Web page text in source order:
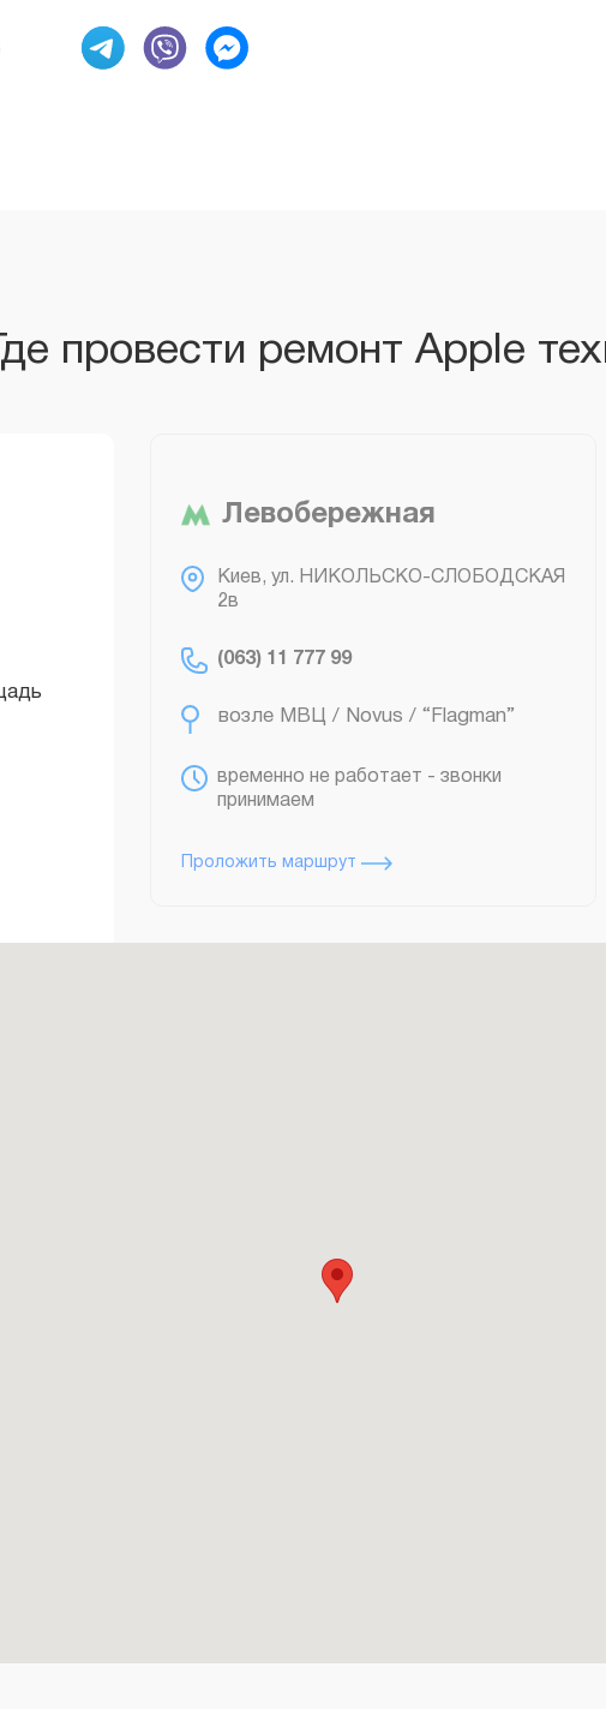
Где провести ремонт Apple
Левобережная
Киев, ул. НИКОЛЬСКО-СЛОБОДСКАЯ
2в
(063) 11 777 99
временно не работает - звонки
принимаем
Проложить маршрут